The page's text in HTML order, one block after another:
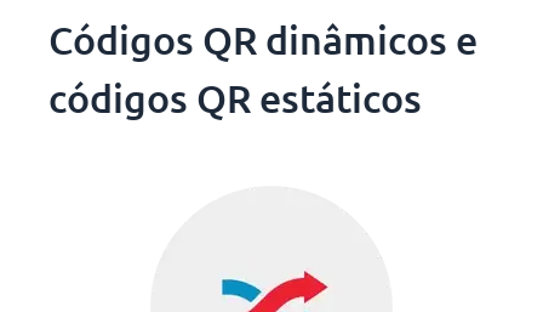
Códigos QR dinâmicos e
códigos QR estáticos